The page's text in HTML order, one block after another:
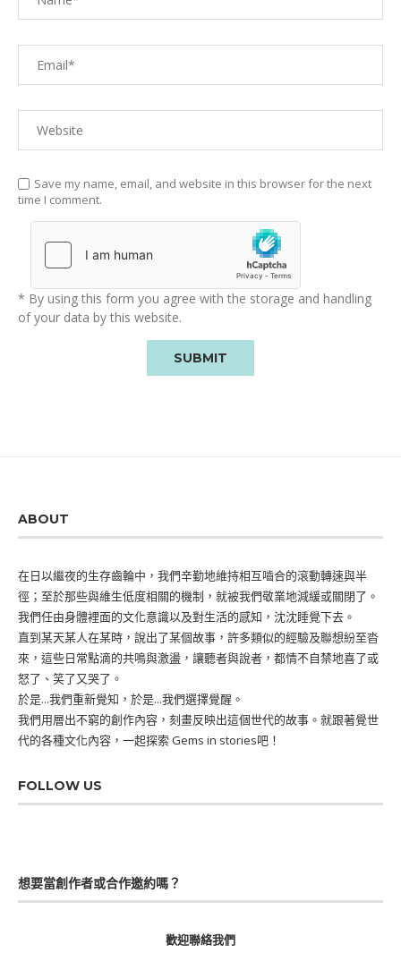
Save my name, email, and website in this browser for the next
time I comment.
* By using this form you agree with the storage and handling
of your data by this website.
ABOUT
在日以繼夜的生存齒輪中，我們辛勤地維持相互嚙合的滾動轉速與半
徑；至於那些與維生低度相關的機制，就被我們敬業地減緩或關閉了。
我們任由身體裡面的文化意識以及對生活的感知，沈沈睡覺下去。
直到某天某人在某時，說出了某個故事，許多類似的經驗及聯想紛至沓
來，這些日常點滴的共鳴與激盪，讓聽者與說者，都情不自禁地喜了或
怒了、笑了又哭了。
於是...我們重新覺知，於是...我們選擇覺醒。
我們用層出不窮的創作內容，刻畫反映出這個世代的故事。就跟著覺世
代的各種文化內容，一起探索 Gems in stories吧！
FOLLOW US
想要當創作者或合作邀約嗎？
歡迎聯絡我們